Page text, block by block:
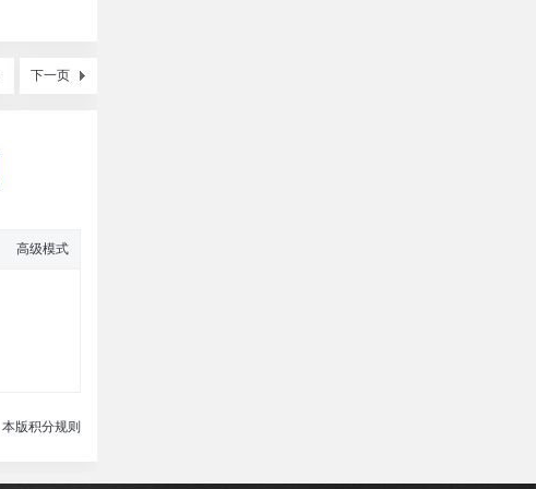
下一页
高级模式
本版积分规则